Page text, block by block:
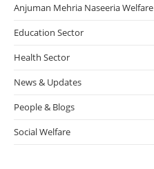
Anjuman Mehria Naseeria Welfare
Education Sector
Health Sector
News & Updates
People & Blogs
Social Welfare